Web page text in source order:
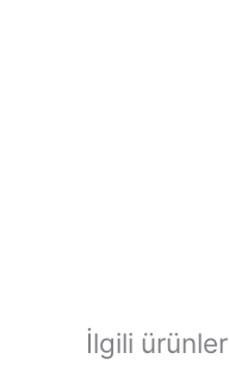
İlgili ürünler